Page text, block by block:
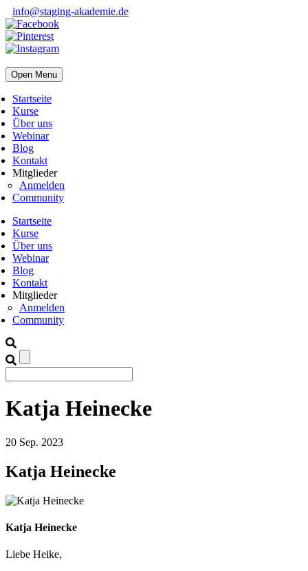
info@staging-akademie.de
Open Menu
Startseite
Kurse
Über uns
Webinar
Blog
Kontakt
Mitglieder
Anmelden
Community
Startseite
Kurse
Über uns
Webinar
Blog
Kontakt
Mitglieder
Anmelden
Community
Katja Heinecke
20 Sep. 2023
Katja Heinecke
Katja Heinecke
Liebe Heike,